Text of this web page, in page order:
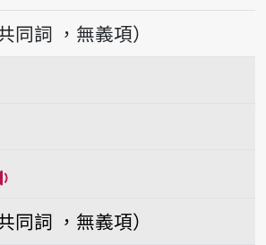
播放音讀hā-ì-sik
同詞 ，無義項）
同詞 ，無義項）